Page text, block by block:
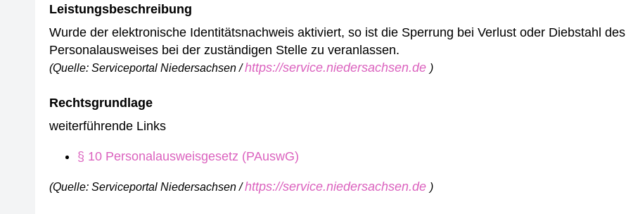
Leistungsbeschreibung
Wurde der elektronische Identitätsnachweis aktiviert, so ist die Sperrung bei Verlust oder Diebstahl des
Personalausweises bei der zuständigen Stelle zu veranlassen.
(Quelle: Serviceportal Niedersachsen /https://service.niedersachsen.de )
Rechtsgrundlage
weiterführende Links
§ 10 Personalausweisgesetz (PAuswG)
(Quelle: Serviceportal Niedersachsen /https://service.niedersachsen.de )